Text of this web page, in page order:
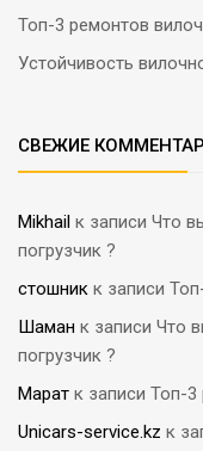
Топ-3 ремонтов
Устойчивость
СВЕЖИЕ
Mikhail к записи Что
погрузчик ?
стошник к записи
Шаман к записи Что
погрузчик ?
Марат к записи Топ-3
Unicars-service.kz к